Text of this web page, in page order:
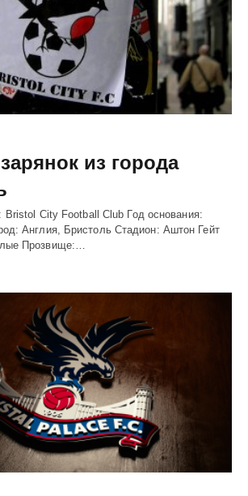
из города
Bristol City Football Club Год основания:
Англия, Бристоль Стадион: Аштон Гейт
Прозвище:…